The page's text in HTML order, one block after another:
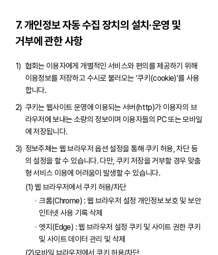
7. 개인정보 자동 수집 장치의 설치·운영 및
거부에 관한 사항
협회는 이용자에게 개별적인 서비스와 편의를 제공하기 위해
이용정보를 저장하고 수시로 불러오는 ‘쿠키(cookie)’를 사용
합니다.
쿠키는 웹사이트 운영에 이용되는 서버(http)가 이용자의 브
라우저에 보내는 소량의 정보이며 이용자들의 PC 또는 모바일
에 저장됩니다.
정보주체는 웹 브라우저 옵션 설정을 통해 쿠키 허용, 차단 등
의 설정을 할 수 있습니다. 다만, 쿠키 저장을 거부할 경우 맞춤
형 서비스 이용에 어려움이 발생할 수 있습니다.
웹 브라우저에서 쿠키 허용/차단
크롬(Chrome) : 웹 브라우저 설정 개인정보 보호 및 보안
인터넷 사용 기록 삭제
엣지(Edge) : 웹 브라우저 설정 쿠키 및 사이트 권한 쿠키
및 사이트 데이터 관리 및 삭제
모바일 브라우저에서 쿠키 허용/차단